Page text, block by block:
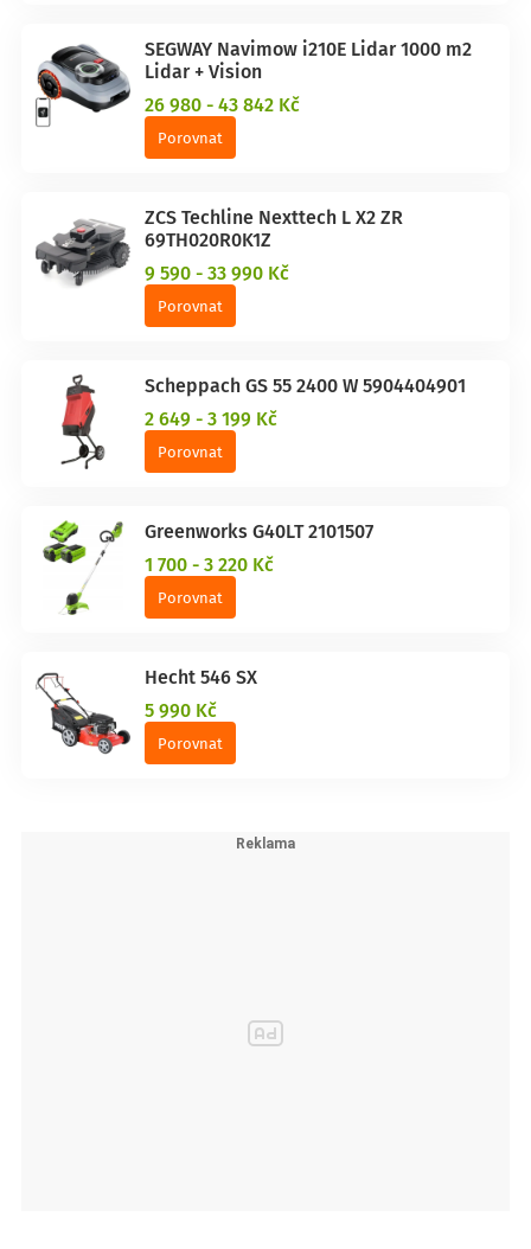
SEGWAY Navimow i210E Lidar 1000 m2
Lidar + Vision
26 980 - 43 842 Kč
Porovnat
ZCS Techline Nexttech L X2 ZR
69TH020R0K1Z
9 590 - 33 990 Kč
Porovnat
Scheppach GS 55 2400 W 5904404901
2 649 - 3 199 Kč
Porovnat
Greenworks G40LT 2101507
1 700 - 3 220 Kč
Porovnat
Hecht 546 SX
5 990 Kč
Porovnat